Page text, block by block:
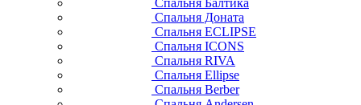
Спальня Доната
Спальня ECLIPSE
Спальня ICONS
Спальня RIVA
Спальня Ellipse
Спальня Berber